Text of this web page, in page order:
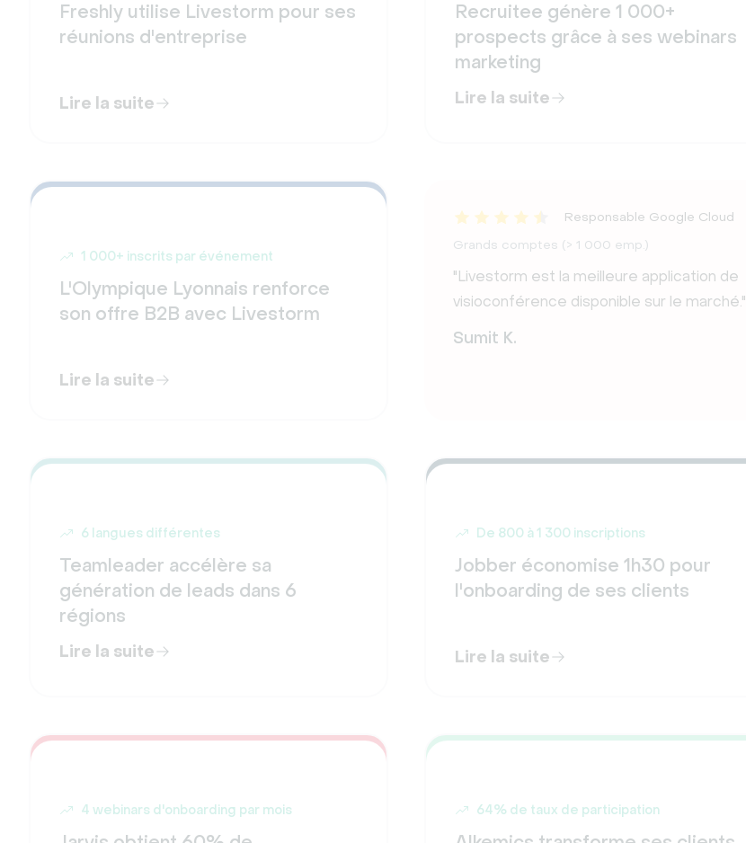
Freshly utilise Livestorm pour ses
réunions d'entreprise
Lire la suite
Recruitee génère 1 000+
prospects grâce à ses webinars
marketing
Lire la suite
1 000+ inscrits par événement
L'Olympique Lyonnais renforce
son offre B2B avec Livestorm
Lire la suite
Responsable Google Cloud
Grands comptes (> 1 000 emp.)
"Livestorm est la meilleure application de
visioconférence disponible sur le marché."
Sumit K.
6 langues différentes
Teamleader accélère sa
génération de leads dans 6
régions
Lire la suite
De 800 à 1 300 inscriptions
Jobber économise 1h30 pour
l'onboarding de ses clients
Lire la suite
4 webinars d'onboarding par mois 64% de taux de participation